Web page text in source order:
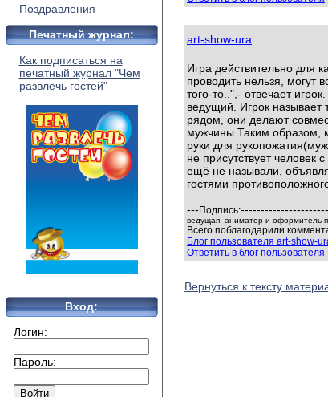
Поздравления
Печатный журнал:
Как подписаться на
печатный журнал "Чем
развлечь гостей"
Вход:
Логин:
Пароль:
art-show-ura
Игра действительно для
проводить нельзя, могут
того-то..",- отвечает
ведущий. Игрок называет
рядом, они делают
мужчины.Таким образом,
руки для
не присутствует
ещё не называли,
гостями
--- Подпись:
ведущая, аниматор и оформитель
Всего поблагодарили
Блог пользователя art-show-
Ответить в блог пользователя
Вернуться к тексту